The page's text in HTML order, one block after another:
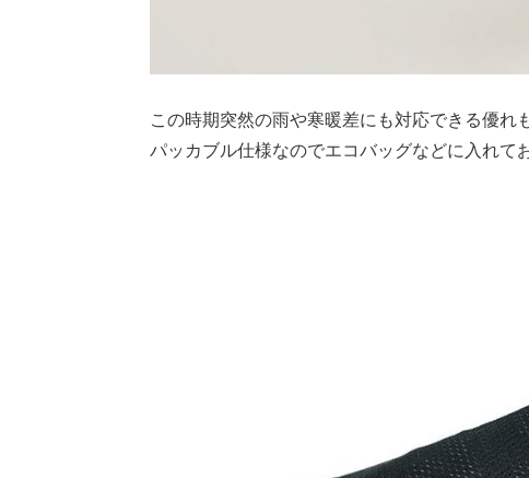
この時期突然の雨や寒暖差にも対応できる優れ
パッカブル仕様なのでエコバッグなどに入れて